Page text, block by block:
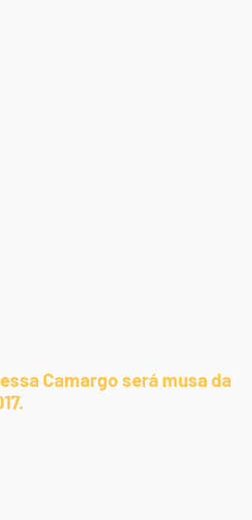
Camargo será musa da